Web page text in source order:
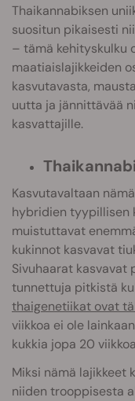
Thaikannabiksen
suositun pikaisesti
– tämä kehityskulku
maatiaislajikkeiden
kasvutavasta,
uutta ja jännittävää
kasvattajille.
Kasvutavaltaan
hybridien tyypillisen
muistuttavat
kukinnot kasvavat
Sivuhaarat kasvavat
tunnettuja pitkistä
thaigenetiikat ovat
viikkoa ei ole
kukkia jopa 20
Miksi nämä lajikkeet
niiden trooppisesta